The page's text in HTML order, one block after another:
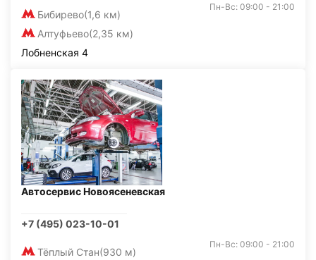
Бибирево(1,6 км)
Алтуфьево(2,35 км)
Пн-Вс: 09:00 - 21:00
Лобненская 4
Автосервис Новоясеневская
+7 (495) 023-10-01
Тёплый Стан(930 м)
Пн-Вс: 09:00 - 21:00